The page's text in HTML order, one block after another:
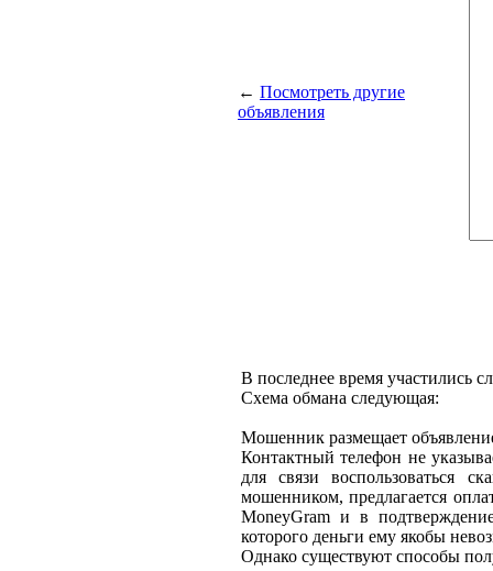
← Посмотреть другие
объявления
В последнее время участились
Схема обмана следующая:
Мошенник размещает
Контактный телефон не
для связи воспользоваться
мошенником, предлагается
MoneyGram и в
которого деньги ему якобы
Однако существуют способы